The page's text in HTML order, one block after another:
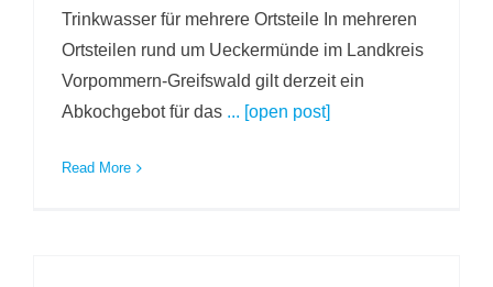
Trinkwasser für mehrere Ortsteile In mehreren
Ortsteilen rund um Ueckermünde im Landkreis
Vorpommern-Greifswald gilt derzeit ein
Abkochgebot für das ... [open post]
Read More